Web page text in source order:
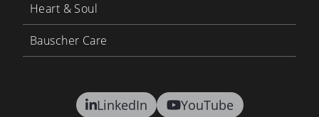
LinkedIn YouTube
Heart & Soul
Bauscher Care